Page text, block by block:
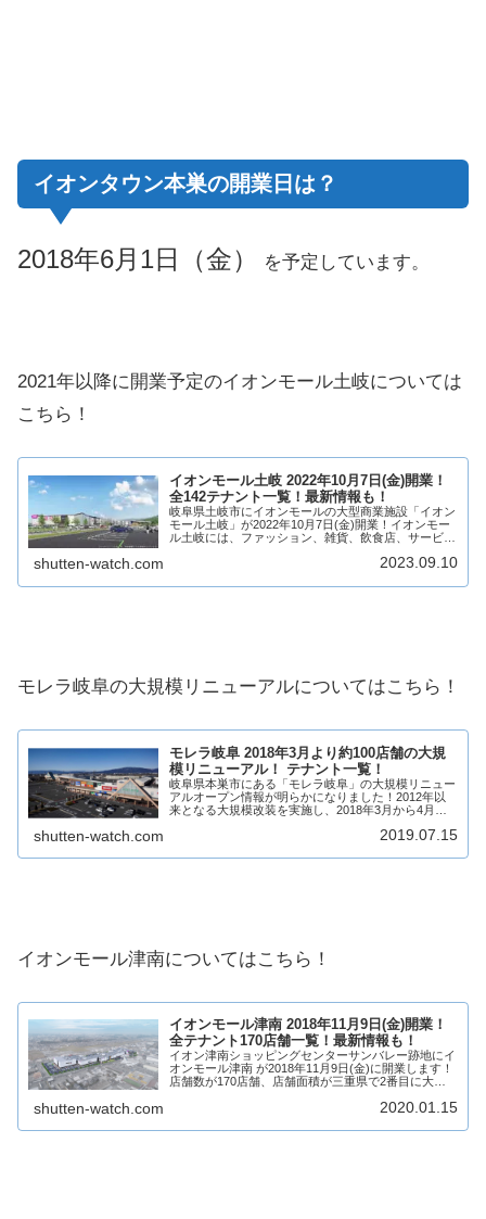
イオンタウン本巣の開業日は？
2018年6月1日（金） を予定しています。
2021年以降に開業予定のイオンモール土岐については
こちら！
イオンモール土岐 2022年10月7日(金)開業！
全142テナント一覧！最新情報も！
岐阜県土岐市にイオンモールの大型商業施設「イオン
モール土岐」が2022年10月7日(金)開業！イオンモー
ル土岐には、ファッション、雑貨、飲食店、サービス
の大型商業施設が開業！サーキット場や温...
shutten-watch.com 2023.09.10
モレラ岐阜の大規模リニューアルについてはこちら！
モレラ岐阜 2018年3月より約100店舗の大規
模リニューアル！ テナント一覧！
岐阜県本巣市にある「モレラ岐阜」の大規模リニュー
アルオープン情報が明らかになりました！2012年以
来となる大規模改装を実施し、2018年3月から4月、
含む）が開業します！モレラ岐阜についてテ...
shutten-watch.com 2019.07.15
イオンモール津南についてはこちら！
イオンモール津南 2018年11月9日(金)開業！
全テナント170店舗一覧！最新情報も！
イオン津南ショッピングセンターサンバレー跡地にイ
オンモール津南 が2018年11月9日(金)に開業します！
店舗数が170店舗、店舗面積が三重県で2番目に大き
ール津南 がどのような商業施設になる...
shutten-watch.com 2020.01.15